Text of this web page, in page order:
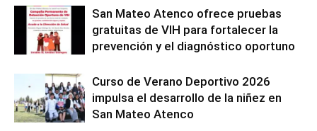
San Mateo Atenco ofrece pruebas
gratuitas de VIH para fortalecer la
prevención y el diagnóstico oportuno
Curso de Verano Deportivo 2026
impulsa el desarrollo de la niñez en
San Mateo Atenco